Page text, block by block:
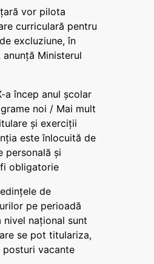
vor pilota
curriculară pentru
excluziune, în
anunță Ministerul
a încep anul școlar
noi / Mai mult
și exerciții
este înlocuită de
personală și
obligatorie
de
pe perioadă
nivel național sunt
se pot titulariza,
posturi vacante